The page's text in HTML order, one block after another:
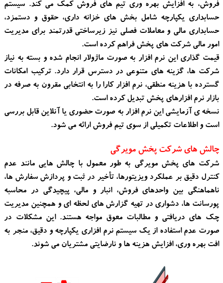
فروش، به افزایش بهره وری تیم های فروش کمک می کند. سیستم
حسابداری یکپارچه شامل بخش های خزانه داری، حقوق و دستمزد،
حسابداری مالی و معاملات فصلی نیز زیرساختی قدرتمند برای مدیریت
امور مالی شرکت های پخش فراهم کرده است.
قیمت گذاری این نرم افزار به صورت ماژولار انجام شده و بسته به نیاز
شرکت ها، گزینه های متنوعی در دسترس قرار دارد. ترکیب امکانات
گسترده با هزینه منطقی، نرم افزار کارا را به انتخابی مقرون به صرفه در
بازار نرم افزارهای پخش تبدیل کرده است.
نسخه ی آزمایشی این نرم افزار به صورت حضوری یا آنلاین قابل بررسی
است و اطلاعات تکمیلی از سوی تیم فروش ارائه می شود.
چالش های شرکت پخش مویرگی
شرکت های پخش مویرگی به طور معمول با چالش هایی مانند عدم
کنترل دقیق بر عملکرد ویزیتورها، تأخیر در ثبت و پردازش سفارش ها،
ناهماهنگی بین واحدهای فروش، انبار و مالی، پیچیدگی در محاسبه
پورسانت ها، دشواری در تهیه گزارش های لحظه ای و همچنین مدیریت
چک های دریافتی و مطالبات معوق مواجه هستند. این مشکلات در
صورت عدم استفاده از یک سیستم نرم افزاری یکپارچه و دقیق، منجر به
افت بهره وری، افزایش هزینه ها و نارضایتی مشتریان می شوند.